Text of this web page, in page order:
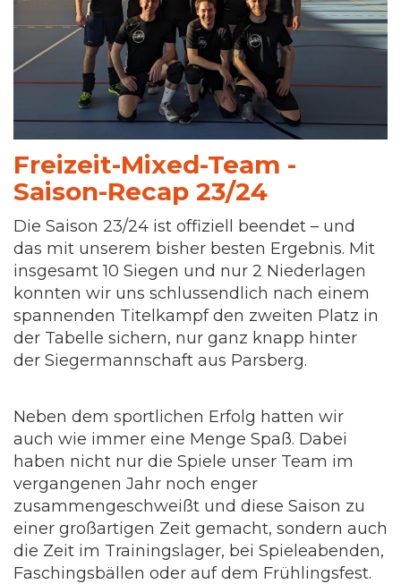
Freizeit-Mixed-Team -
Saison-Recap 23/24
Die Saison 23/24 ist offiziell beendet – und
das mit unserem bisher besten Ergebnis. Mit
insgesamt 10 Siegen und nur 2 Niederlagen
konnten wir uns schlussendlich nach einem
spannenden Titelkampf den zweiten Platz in
der Tabelle sichern, nur ganz knapp hinter
der Siegermannschaft aus Parsberg.
Neben dem sportlichen Erfolg hatten wir
auch wie immer eine Menge Spaß. Dabei
haben nicht nur die Spiele unser Team im
vergangenen Jahr noch enger
zusammengeschweißt und diese Saison zu
einer großartigen Zeit gemacht, sondern auch
die Zeit im Trainingslager, bei Spieleabenden,
Faschingsbällen oder auf dem Frühlingsfest.